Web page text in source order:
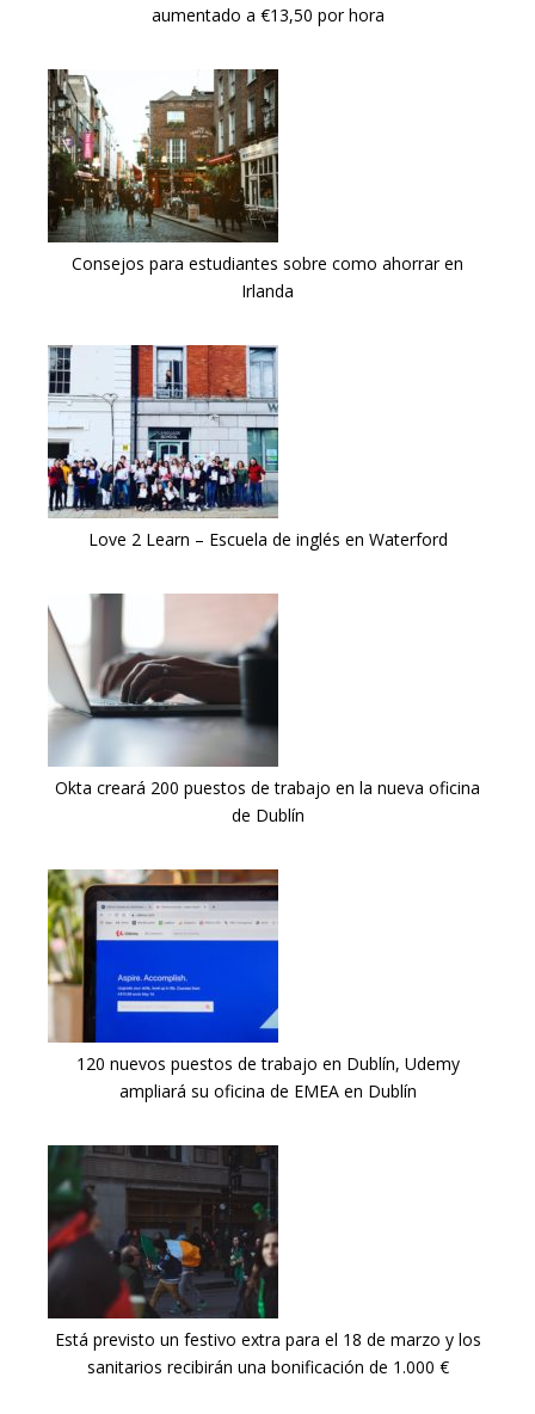
aumentado a €13,50 por hora
Consejos para estudiantes sobre como ahorrar en
Irlanda
Love 2 Learn – Escuela de inglés en Waterford
Okta creará 200 puestos de trabajo en la nueva oficina
de Dublín
120 nuevos puestos de trabajo en Dublín, Udemy
ampliará su oficina de EMEA en Dublín
Está previsto un festivo extra para el 18 de marzo y los
sanitarios recibirán una bonificación de 1.000 €